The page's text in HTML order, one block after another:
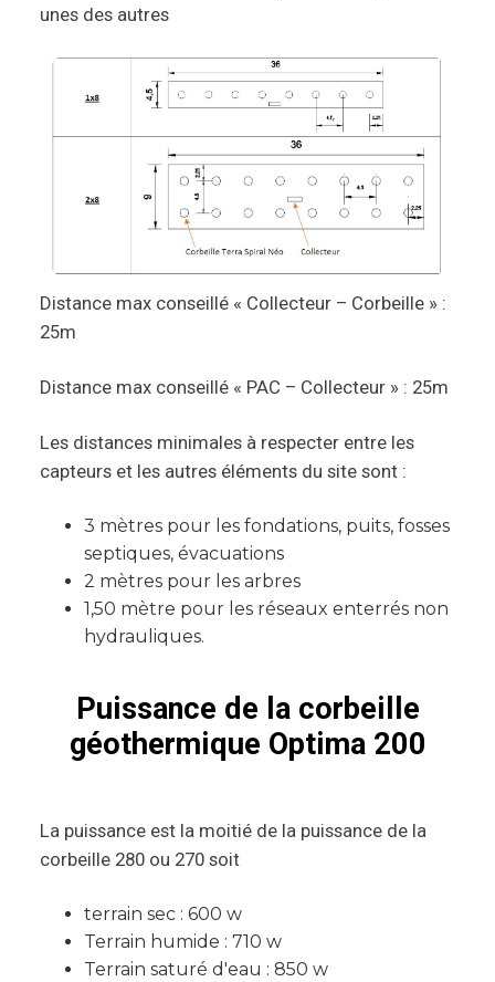
unes des autres
Distance max conseillé « Collecteur – Corbeille » :
25m
Distance max conseillé « PAC – Collecteur » : 25m
Les distances minimales à respecter entre les
capteurs et les autres éléments du site sont :
3 mètres pour les fondations, puits, fosses
septiques, évacuations
2 mètres pour les arbres
1,50 mètre pour les réseaux enterrés non
hydrauliques.
Puissance de la corbeille
géothermique Optima 200
La puissance est la moitié de la puissance de la
corbeille 280 ou 270 soit
terrain sec : 600 w
Terrain humide : 710 w
Terrain saturé d'eau : 850 w